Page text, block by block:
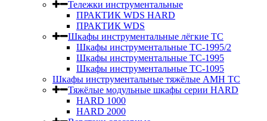
Тележки инструментальные
ПРАКТИК WDS HARD
ПРАКТИК WDS
Шкафы инструментальные лёгкие ТС
Шкафы инструментальные ТС-1995/2
Шкафы инструментальные TC-1995
Шкафы инструментальные TC-1095
Шкафы инструментальные тяжёлые AMH TC
Тяжёлые модульные шкафы серии HARD
HARD 1000
HARD 2000